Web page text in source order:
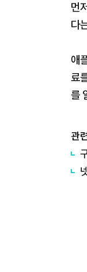
먼
다
애
료
를
관